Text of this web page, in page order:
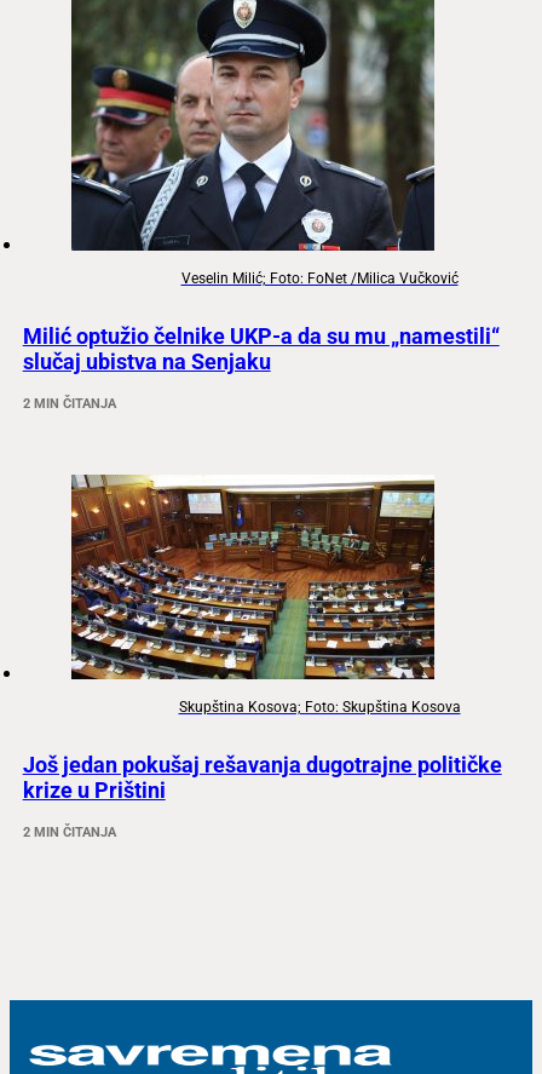
Veselin Milić; Foto: FoNet /Milica Vučković
Milić optužio čelnike UKP-a da su mu „namestili“
slučaj ubistva na Senjaku
2 MIN ČITANJA
Skupština Kosova; Foto: Skupština Kosova
Još jedan pokušaj rešavanja dugotrajne političke
krize u Prištini
2 MIN ČITANJA